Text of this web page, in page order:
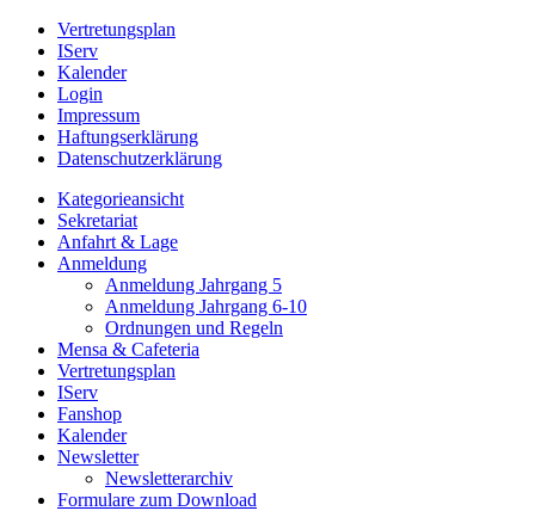
Vertretungsplan
IServ
Kalender
Login
Impressum
Haftungserklärung
Datenschutzerklärung
Kategorieansicht
Sekretariat
Anfahrt & Lage
Anmeldung
Anmeldung Jahrgang 5
Anmeldung Jahrgang 6-10
Ordnungen und Regeln
Mensa & Cafeteria
Vertretungsplan
IServ
Fanshop
Kalender
Newsletter
Newsletterarchiv
Formulare zum Download